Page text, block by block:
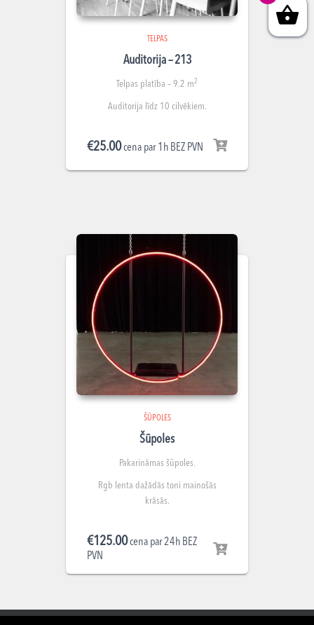
TELPAS
Auditorija – 213
Telpas platība – 9.2 m2
Auditorija līdz 10 cilvēkiem.
€25.00cena par 1h BEZ PVN
ŠŪPOLES
Šūpoles
Pakarināmas šūpoles.
Rgb lenta dažādās toni mainošās
krāsās.
€125.00cena par 24h BEZ
PVN